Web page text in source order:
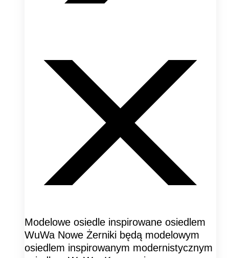
Modelowe osiedle inspirowane osiedlem
WuWa Nowe Żerniki będą modelowym
osiedlem inspirowanym modernistycznym